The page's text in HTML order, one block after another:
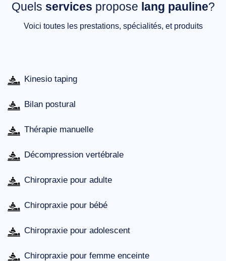
Quels services propose lang pauline?
Voici toutes les prestations, spécialités, et produits
Kinesio taping
Bilan postural
Thérapie manuelle
Décompression vertébrale
Chiropraxie pour adulte
Chiropraxie pour bébé
Chiropraxie pour adolescent
Chiropraxie pour femme enceinte